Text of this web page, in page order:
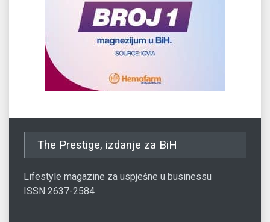
The Prestige, izdanje za BiH
Lifestyle magazine za uspješne u businessu
ISSN 2637-2584